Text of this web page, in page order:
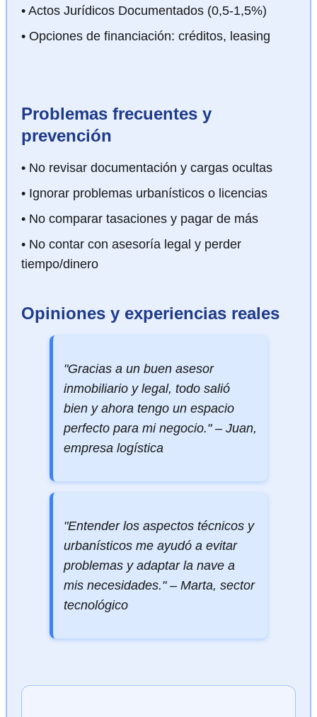
• Actos Jurídicos Documentados (0,5-1,5%)
• Opciones de financiación: créditos, leasing
Problemas frecuentes y
prevención
• No revisar documentación y cargas ocultas
• Ignorar problemas urbanísticos o licencias
• No comparar tasaciones y pagar de más
• No contar con asesoría legal y perder
tiempo/dinero
Opiniones y experiencias reales
"Gracias a un buen asesor
inmobiliario y legal, todo salió
bien y ahora tengo un espacio
perfecto para mi negocio." – Juan,
empresa logística
"Entender los aspectos técnicos y
urbanísticos me ayudó a evitar
problemas y adaptar la nave a
mis necesidades." – Marta, sector
tecnológico